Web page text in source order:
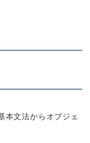
本文法からオブジェ